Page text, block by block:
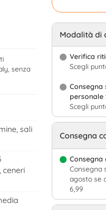
senza
sali
ceneri
Modalità di
Verifica
Scegli
Consegna
personale
Scegli
Consegna
Consegna
Consegna
agosto se
6,99